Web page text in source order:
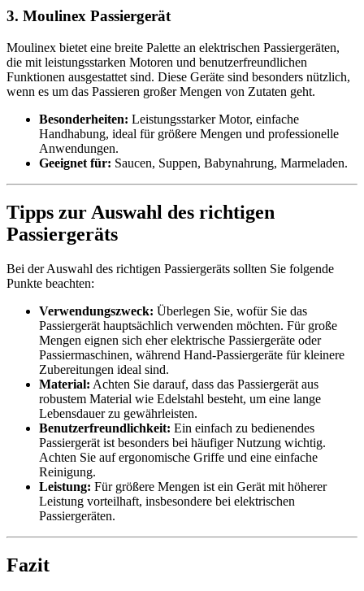
3. Moulinex Passiergerät
Moulinex bietet eine breite Palette an elektrischen Passiergeräten,
die mit leistungsstarken Motoren und benutzerfreundlichen
Funktionen ausgestattet sind. Diese Geräte sind besonders nützlich,
wenn es um das Passieren großer Mengen von Zutaten geht.
Besonderheiten: Leistungsstarker Motor, einfache
Handhabung, ideal für größere Mengen und professionelle
Anwendungen.
Geeignet für: Saucen, Suppen, Babynahrung, Marmeladen.
Tipps zur Auswahl des richtigen
Passiergeräts
Bei der Auswahl des richtigen Passiergeräts sollten Sie folgende
Punkte beachten:
Verwendungszweck: Überlegen Sie, wofür Sie das
Passiergerät hauptsächlich verwenden möchten. Für große
Mengen eignen sich eher elektrische Passiergeräte oder
Passiermaschinen, während Hand-Passiergeräte für kleinere
Zubereitungen ideal sind.
Material: Achten Sie darauf, dass das Passiergerät aus
robustem Material wie Edelstahl besteht, um eine lange
Lebensdauer zu gewährleisten.
Benutzerfreundlichkeit: Ein einfach zu bedienendes
Passiergerät ist besonders bei häufiger Nutzung wichtig.
Achten Sie auf ergonomische Griffe und eine einfache
Reinigung.
Leistung: Für größere Mengen ist ein Gerät mit höherer
Leistung vorteilhaft, insbesondere bei elektrischen
Passiergeräten.
Fazit